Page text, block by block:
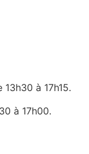
à 17h15.
à 17h00.